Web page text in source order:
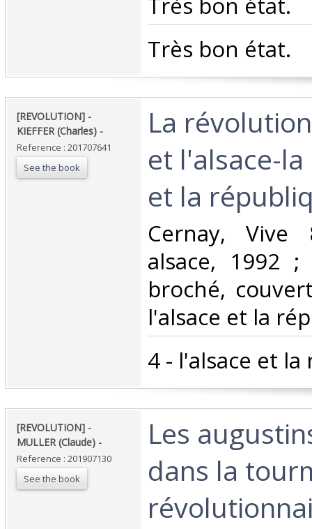
‎Très bon état.‎
‎[REVOLUTION] -
KIEFFER (Charles) - ‎
Reference : 201707641
See the book
‎La
et l'alsace-
et la
‎Cernay,
alsace, 1992
broché,
l'alsace et la
‎4 - l'alsace et
‎[REVOLUTION] -
MULLER (Claude) - ‎
Reference : 201907130
See the book
‎Les
dans la